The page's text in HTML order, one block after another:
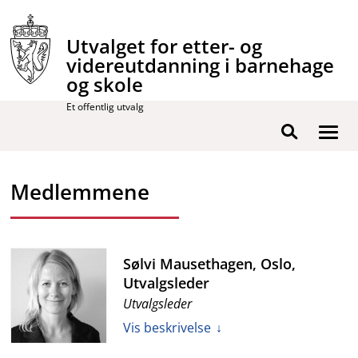
innhold
Utvalget for etter- og
videreutdanning i barnehage
og skole
Et offentlig utvalg
Vis
Søk
Medlemmene
Sølvi Mausethagen, Oslo,
Utvalgsleder
Utvalgsleder
Vis beskrivelse